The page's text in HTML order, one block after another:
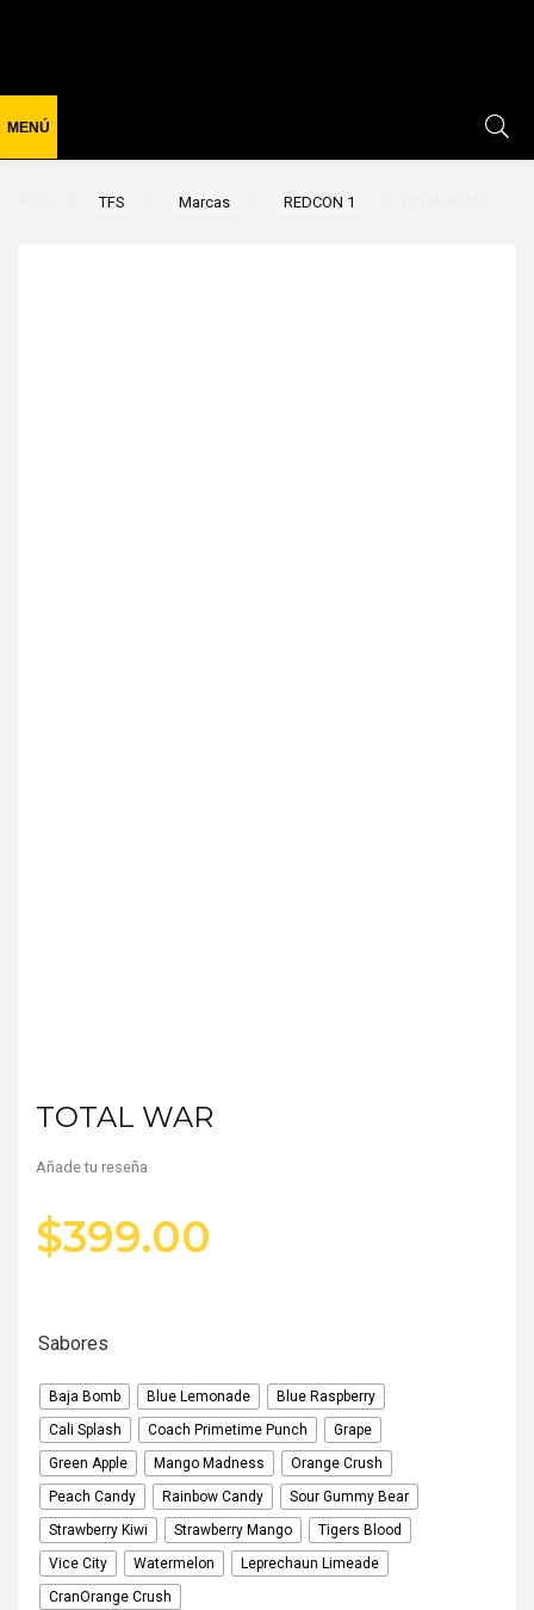
TFS Marcas REDCON 1
TOTAL WAR
Añade tu reseña
$399.00
Sabores
Baja Bomb Blue Lemonade
Blue Raspberry
Cali Splash
Coach Primetime Punch
Grape
Green Apple
Mango Madness
Orange Crush
Peach Candy
Rainbow Candy
Sour Gummy Bear
Strawberry Kiwi
Strawberry Mango
Tigers Blood
Vice City
Watermelon
Leprechaun Limeade
CranOrange Crush